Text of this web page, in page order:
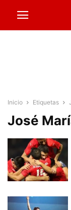
Inicio Etiquetas
José